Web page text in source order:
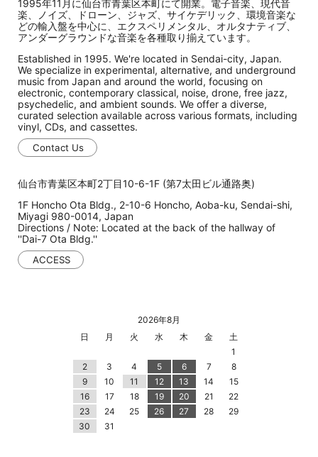
1995年11月に仙台市青葉区本町にて開業。電子音楽、現代音
楽、ノイズ、ドローン、ジャズ、サイケデリック、環境音楽な
どの輸入盤を中心に、エクスペリメンタル、オルタナティブ、
アンダーグラウンドな音楽を各種取り揃えています。
Established in 1995. We're located in Sendai-city, Japan.
We specialize in experimental, alternative, and underground
music from Japan and around the world, focusing on
electronic, contemporary classical, noise, drone, free jazz,
psychedelic, and ambient sounds. We offer a diverse,
curated selection available across various formats, including
vinyl, CDs, and cassettes.
Contact Us
仙台市青葉区本町2丁目10-6-1F (第7太田ビル通路奥)
1F Honcho Ota Bldg., 2-10-6 Honcho, Aoba-ku, Sendai-shi,
Miyagi 980-0014, Japan
Directions / Note: Located at the back of the hallway of
''Dai-7 Ota Bldg.''
ACCESS
2026年8月
日
月 火 水 木 金
土
1
2
3 4 5 6 7
8
9
10 11 12 13 14
15
16
17 18 19 20 21
22
23
24 25 26 27 28
29
30
31